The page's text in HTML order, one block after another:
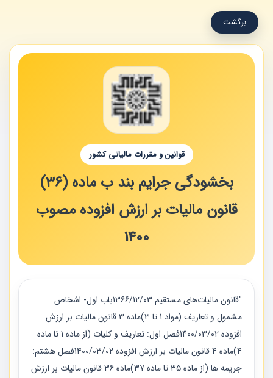
برگشت
قوانین و مقررات مالیاتی کشور
بخشودگی جرایم بند ب ماده (36)
قانون مالیات بر ارزش افزوده مصوب
1400
"قانون مالیات‌های مستقیم 1366/12/03باب اول- اشخاص
مشمول و تعاریف (مواد 1 تا 3)ماده 3 قانون مالیات بر ارزش
افزوده 1400/03/02فصل اول: تعاریف و کلیات (از ماده 1 تا ماده
4)ماده 4 قانون مالیات بر ارزش افزوده 1400/03/02فصل هشتم:
جریمه ها (از ماده 35 تا ماده 37)ماده 36 قانون مالیات بر ارزش